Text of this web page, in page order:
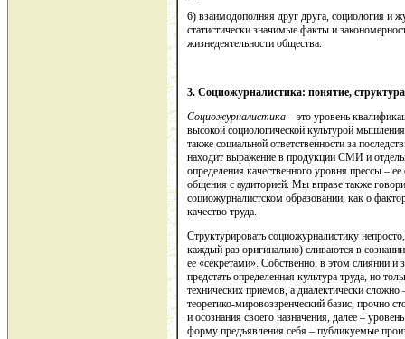
6) взаимодополняя друг друга, социология и
статистически значимые факты и
жизнедеятельности общества.
3. Социожурналистика: понятие,
Социожурналистика – это уровень
высокой социологической культурой
также социальной ответственности за
находит выражение в продукции СМИ и
определения качественного уровня прессы –
общения с аудиторией. Мы вправе также
социожурналистском образовании, как о
качество труда.
Структурировать социожурналистику
каждый раз оригинально) сливаются в
ее «секретами». Собственно, в этом слиянии
предстать определенная культура труда, но
технических приемов, а диалектически
теоретико-мировоззренческий базис, прочно
и осознания своего назначения, далее –
форму предъявления себя – публикуемые